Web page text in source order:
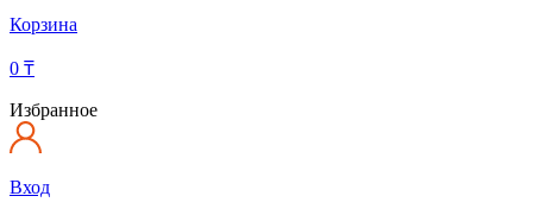
Корзина
0 ₸
Избранное
Вход